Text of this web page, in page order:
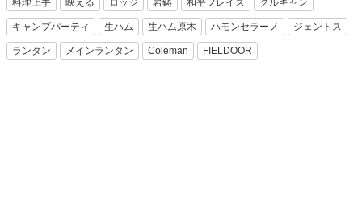
料理上手 映える ロッジ 岩鋳 和平フレイズ グルキャン
キャンプパーティ 生ハム 生ハム原木 ハモンセラーノ ジェントス
ランタン メインランタン Coleman FIELDOOR